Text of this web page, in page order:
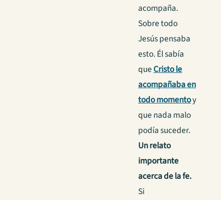
acompaña.
Sobre todo
Jesús pensaba
esto. Él sabía
queCristo le
acompañaba en
todo momentoy
que nada malo
podía suceder.
Un relato
importante
acerca de la fe.
Si